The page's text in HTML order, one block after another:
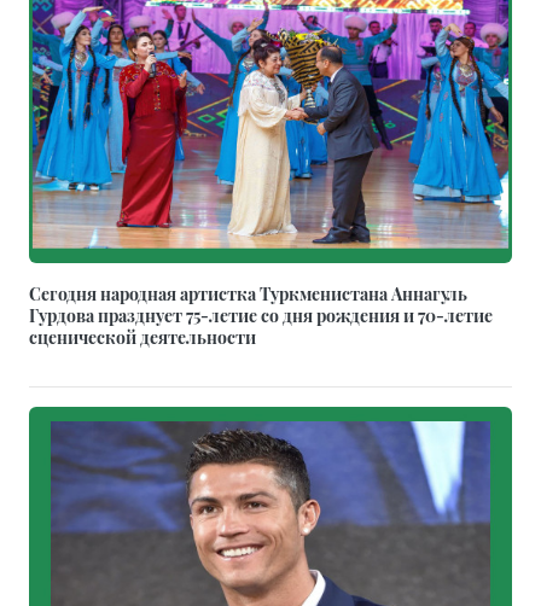
Сегодня народная артистка Туркменистана Аннагуль
Гурдова празднует 75-летие со дня рождения и 70-летие
сценической деятельности